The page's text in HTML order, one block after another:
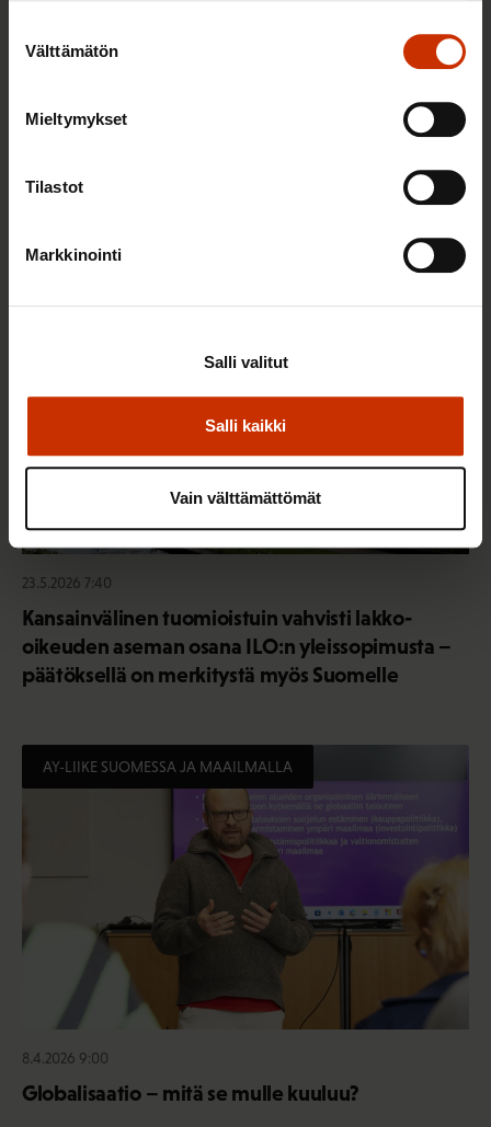
valinta
Välttämätön
Mieltymykset
Tilastot
Markkinointi
Salli kaikki
Salli valitut
Vain välttämättömät
Työelämän ammattilaiset: Panemme olutta,
jonka takana voimme ylpeänä seisoa
23.5.2026 7:40
Kansainvälinen tuomioistuin vahvisti lakko-
oikeuden aseman osana ILO:n yleissopimusta –
päätöksellä on merkitystä myös Suomelle
AY-LIIKE SUOMESSA JA MAAILMALLA
8.4.2026 9:00
Globalisaatio – mitä se mulle kuuluu?